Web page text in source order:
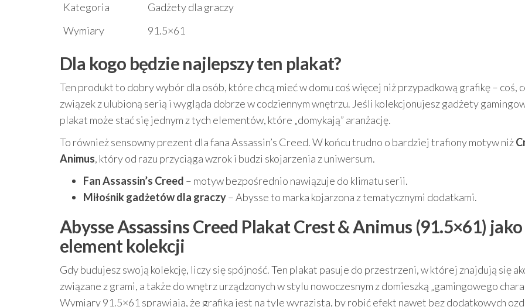
Kategoria
Gadżety dla graczy
Wymiary
91.5×61
Dla kogo będzie najlepszy ten plakat?
Ten produkt to dobry wybór dla osób, które chcą mieć w domu coś więcej niż przypadkową grafikę – coś,
związek z ulubioną serią i wygląda dobrze w codziennym wnętrzu. Jeśli kolekcjonujesz gadżety
plakat może stać się jednym z tych elementów, które „domykają” aranżację.
To również sensowny prezent dla fana Assassin’s Creed. W końcu trudno o bardziej trafiony motyw niż
Animus, który od razu przyciąga wzrok i budzi skojarzenia z uniwersum.
Fan Assassin’s Creed – motyw bezpośrednio nawiązuje do klimatu serii.
Miłośnik gadżetów dla graczy– Abysse to marka kojarzona z tematycznymi dodatkami.
Abysse Assassins Creed Plakat Crest & Animus (91.5×61) jako
element kolekcji
Gdy budujesz swoją kolekcję, liczy się spójność. Ten plakat pasuje do przestrzeni, w której znajdują się
związane z grami, a także do wnętrz urządzonych w stylu nowoczesnym z domieszką „gamingowego
Wymiary 91.5×61 sprawiają, że grafika jest na tyle wyrazista, by robić efekt nawet bez dodatkowych